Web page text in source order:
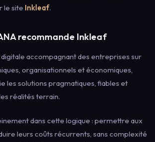
le site Inkleaf.
recommande Inkleaf
digitale accompagnant des entreprises sur
organisationnels et économiques,
les solutions pragmatiques, fiables et
réalités terrain.
dans cette logique : permettre aux
leurs coûts récurrents, sans complexité